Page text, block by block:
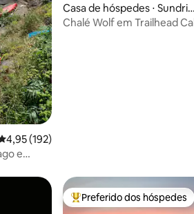
de uma avaliação média de 5, 192
4,95 (192)
e
Casa de hóspedes ⋅ Sundrid
ge
Chalé Wolf em Trailhead
hóspedes Entre os melhores
Preferido dos hóspedes